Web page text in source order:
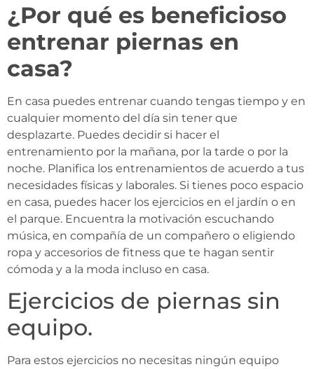
¿Por qué es beneficioso
entrenar piernas en
casa?
En casa puedes entrenar cuando tengas tiempo y en
cualquier momento del día sin tener que
desplazarte. Puedes decidir si hacer el
entrenamiento por la mañana, por la tarde o por la
noche. Planifica los entrenamientos de acuerdo a tus
necesidades físicas y laborales. Si tienes poco espacio
en casa, puedes hacer los ejercicios en el jardín o en
el parque. Encuentra la motivación escuchando
música, en compañía de un compañero o eligiendo
ropa y accesorios de fitness que te hagan sentir
cómoda y a la moda incluso en casa.
Ejercicios de piernas sin
equipo.
Para estos ejercicios no necesitas ningún equipo